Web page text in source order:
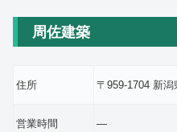
周佐建築
住所 〒959-1704 新
営業時間 ―